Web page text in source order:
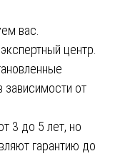
вас.
центр.
зависимости от
3 до 5 лет, но
гарантию до